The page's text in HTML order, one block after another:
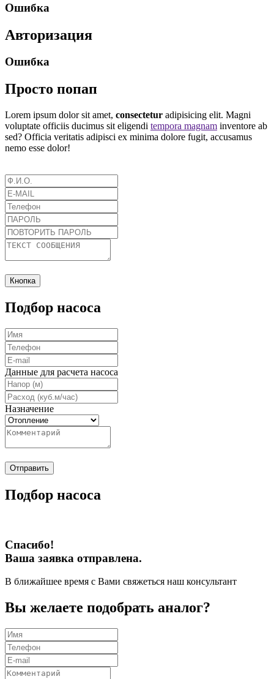
Ошибка
Авторизация
Ошибка
Просто попап
Lorem ipsum dolor sit amet, consectetur adipisicing elit. Magni
voluptate officiis ducimus sit eligendi tempora magnam inventore ab
sed? Officia veritatis adipisci ex minima dolore fugit, accusamus
nemo esse dolor!
Кнопка
Подбор насоса
Данные для расчета насоса
Назначение
Отправить
Подбор насоса
Спасибо!
Ваша заявка отправлена.
В ближайшее время с Вами свяжеться наш консультант
Вы желаете подобрать аналог?